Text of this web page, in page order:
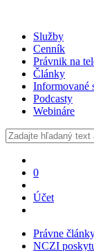
Služby
Cenník
Právnik na
Články
Informované
Podcasty
Webináre
0
Účet
Právne
NCZI